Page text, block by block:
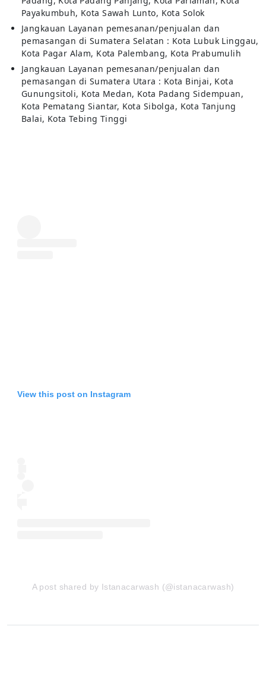
Payakumbuh, Kota Sawah Lunto, Kota Solok
Jangkauan Layanan pemesanan/penjualan dan
pemasangan di Sumatera Selatan : Kota Lubuk Linggau,
Kota Pagar Alam, Kota Palembang, Kota Prabumulih
Jangkauan Layanan pemesanan/penjualan dan
pemasangan di Sumatera Utara : Kota Binjai, Kota
Gunungsitoli, Kota Medan, Kota Padang Sidempuan,
Kota Pematang Siantar, Kota Sibolga, Kota Tanjung
Balai, Kota Tebing Tinggi
View this post on Instagram
A post shared by Istanacarwash (@istanacarwash)